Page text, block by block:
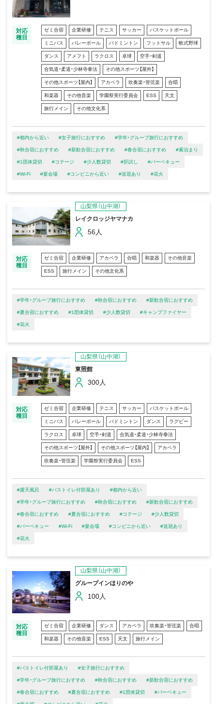
対応
種目
ゼミ合宿 企業研修 テニス サッカー バスケットボール
ミニバス バレーボール バドミントン フットサル 軟式野球
ダンス アメフト ラクロス 卓球 空手・剣道
合気道・柔道・少林寺拳法 その他スポーツ【屋外】
その他スポーツ【屋内】 アカペラ 吹奏楽・管弦楽 合唱
和楽器 その他音楽 学園祭実行委員会 ESS 天文
旅行メイン その他文化系
#都内から近い #女子旅行におすすめ #学年・グループ旅行におすすめ
#秋合宿におすすめ #新歓合宿におすすめ #春合宿におすすめ #素泊まり
#1団体貸切 #コテージ #少人数貸切 #肝試し #バーベキュー
#Wi-Fi #宴会場 #コンビニから近い #送迎あり #花火
山梨県（山中湖）
レイクロッジヤマナカ
56人
対応
種目
ゼミ合宿 企業研修 アカペラ 合唱 和楽器 その他音楽
ESS 旅行メイン その他文化系
#学年・グループ旅行におすすめ #秋合宿におすすめ #新歓合宿におすすめ
#夏合宿におすすめ #1団体貸切 #少人数貸切 #キャンプファイヤー
#花火
山梨県（山中湖）
東照館
300人
対応
種目
ゼミ合宿 企業研修 テニス サッカー バスケットボール
ミニバス バレーボール バドミントン ダンス ラグビー
ラクロス 卓球 空手・剣道 合気道・柔道・少林寺拳法
その他スポーツ【屋外】 その他スポーツ【屋内】 アカペラ
吹奏楽・管弦楽 学園祭実行委員会 ESS
#露天風呂 #バストイレ付部屋あり #都内から近い
#学年・グループ旅行におすすめ #秋合宿におすすめ #新歓合宿におすすめ
#春合宿におすすめ #夏合宿におすすめ #コテージ #少人数貸切
#バーベキュー #Wi-Fi #宴会場 #コンビニから近い #送迎あり
#花火
山梨県（山中湖）
グループインほりのや
100人
対応
種目
ゼミ合宿 企業研修 ダンス アカペラ 吹奏楽・管弦楽 合唱
和楽器 その他音楽 ESS 天文 旅行メイン
#バストイレ付部屋あり #女子旅行におすすめ
#学年・グループ旅行におすすめ #秋合宿におすすめ #新歓合宿におすすめ
#春合宿におすすめ #夏合宿におすすめ #1団体貸切 #バーベキュー